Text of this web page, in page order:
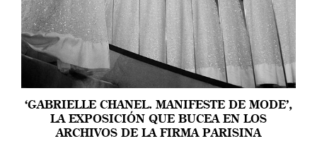
‘GABRIELLE CHANEL. MANIFESTE DE MODE’,
LA EXPOSICIÓN QUE BUCEA EN LOS
ARCHIVOS DE LA FIRMA PARISINA